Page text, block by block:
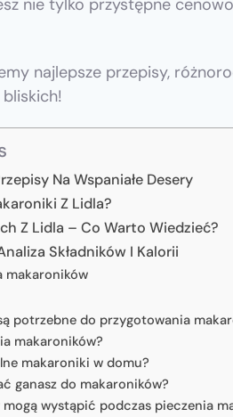
nie tylko przystępne
najlepsze przepisy,
Na Wspaniałe Desery
Z Lidla?
Z Lidla – Co Warto Wiedzieć?
Składników I Kalorii
makaroników
potrzebne do przygotowania
makaroników?
makaroniki w domu?
ganasz do makaroników?
wystąpić podczas pieczenia